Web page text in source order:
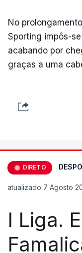
No
Sporting impôs-
acabando por
graças a uma
DIRETO
atualizado 7 Agosto
I Liga.